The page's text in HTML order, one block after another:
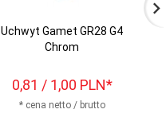
Uchwyt Gamet GR28 G4
Chrom
0,81 / 1,00 PLN*
* cena netto / brutto